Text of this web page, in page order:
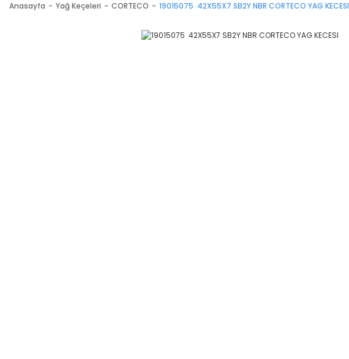
Anasayfa Yağ Keçeleri CORTECO 19015075 42X55X7 SB2Y NBR CORTECO YAG KECESI